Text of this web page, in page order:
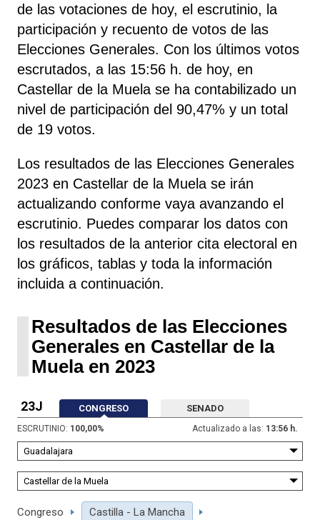
de las votaciones de hoy, el escrutinio, la
participación y recuento de votos de las
Elecciones Generales. Con los últimos votos
escrutados, a las 15:56 h. de hoy, en
Castellar de la Muela se ha contabilizado un
nivel de participación del 90,47% y un total
de 19 votos.
Los resultados de las Elecciones Generales
2023 en Castellar de la Muela se irán
actualizando conforme vaya avanzando el
escrutinio. Puedes comparar los datos con
los resultados de la anterior cita electoral en
los gráficos, tablas y toda la información
incluida a continuación.
Resultados de las Elecciones
Generales en Castellar de la
Muela en 2023
23J CONGRESO SENADO
ESCRUTINIO: 100,00% Actualizado a las: 13:56 h.
Congreso Castilla - La Mancha